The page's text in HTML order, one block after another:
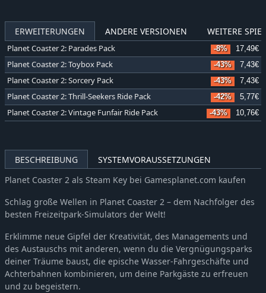
ERWEITERUNGEN ANDERE VERSIONEN WEITERE
Planet Coaster 2: Parades Pack -8% 17,49€
Planet Coaster 2: Toybox Pack -43% 7,43€
Planet Coaster 2: Sorcery Pack -43% 7,43€
Planet Coaster 2: Thrill-Seekers Ride Pack -42% 5,77€
Planet Coaster 2: Vintage Funfair Ride Pack -43% 10,76€
BESCHREIBUNG
SYSTEMVORAUSSETZUNGEN
Planet Coaster 2 als Steam Key bei Gamesplanet.com kaufen
Schlag große Wellen in Planet Coaster 2 – dem Nachfolger des
besten Freizeitpark-Simulators der Welt!
Erklimme neue Gipfel der Kreativität, des Managements und
des Austauschs mit anderen, wenn du die Vergnügungsparks
deiner Träume baust, die epische Wasser-Fahrgeschäfte und
Achterbahnen kombinieren, um deine Parkgäste zu erfreuen
und zu begeistern.